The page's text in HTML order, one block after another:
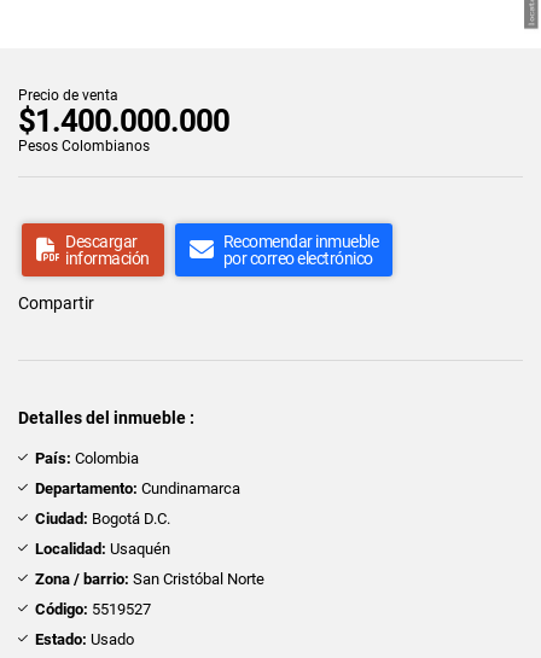
Precio de venta
$1.400.000.000
Pesos Colombianos
Descargar
información
Recomendar inmueble
por correo electrónico
Compartir
Detalles del inmueble :
País: Colombia
Departamento: Cundinamarca
Ciudad: Bogotá D.C.
Localidad: Usaquén
Zona / barrio: San Cristóbal Norte
Código: 5519527
Estado: Usado